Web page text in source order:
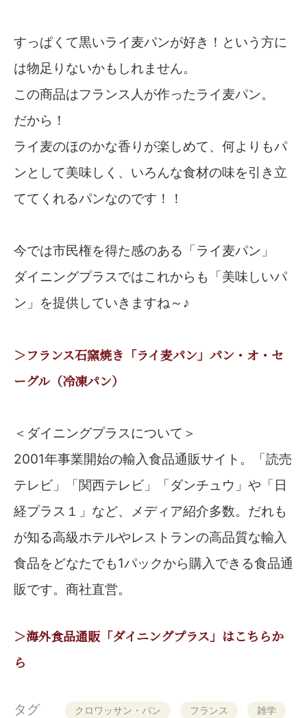
すっぱくて黒いライ麦パンが好き！という方に
は物足りないかもしれません。
この商品はフランス人が作ったライ麦パン。
だから！
ライ麦のほのかな香りが楽しめて、何よりもパ
ンとして美味しく、いろんな食材の味を引き立
ててくれるパンなのです！！
今では市民権を得た感のある「ライ麦パン」
ダイニングプラスではこれからも「美味しいパ
ン」を提供していきますね～♪
＞フランス石窯焼き「ライ麦パン」パン・オ・セ
ーグル（冷凍パン）
＜ダイニングプラスについて＞
2001年事業開始の輸入食品通販サイト。「読売
テレビ」「関西テレビ」「ダンチュウ」や「日
経プラス１」など、メディア紹介多数。だれも
が知る高級ホテルやレストランの高品質な輸入
食品をどなたでも1パックから購入できる食品通
販です。商社直営。
＞海外食品通販「ダイニングプラス」はこちらか
ら
タグ クロワッサン・パン フランス 雑学